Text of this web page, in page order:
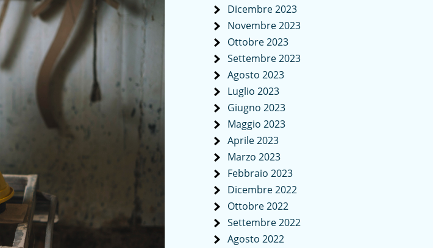
Dicembre 2023
Novembre 2023
Ottobre 2023
Settembre 2023
Agosto 2023
Luglio 2023
Giugno 2023
Maggio 2023
Aprile 2023
Marzo 2023
Febbraio 2023
Dicembre 2022
Ottobre 2022
Settembre 2022
Agosto 2022